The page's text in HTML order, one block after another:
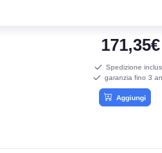
171,35€
Spedizione
garanzia fino 3
Aggiungi